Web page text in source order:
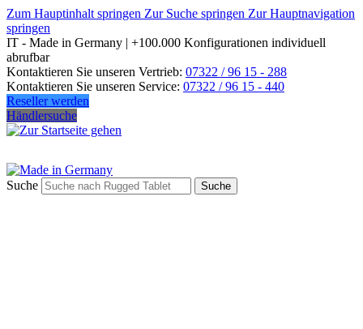
Zum Hauptinhalt springen Zur Suche springen Zur Hauptnavigation
springen
IT - Made in Germany | +100.000 Konfigurationen individuell
abrufbar
Kontaktieren Sie unseren Vertrieb: 07322 / 96 15 - 288
Kontaktieren Sie unseren Service: 07322 / 96 15 - 440
Reseller werden
Händlersuche
Suche Suche